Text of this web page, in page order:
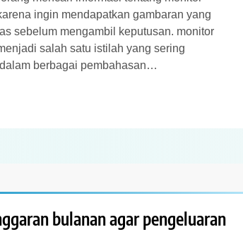
ingin mendapatkan gambaran yang
sebelum mengambil keputusan. monitor
salah satu istilah yang sering
berbagai pembahasan…
bulanan agar pengeluaran